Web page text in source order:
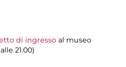
di ingresso al museo
21.00)